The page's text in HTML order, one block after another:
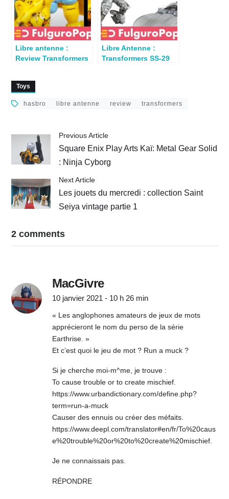
Libre antenne :
Review Transformers
Libre Antenne :
Transformers SS-29
Toys
hasbro libre antenne review transformers
Previous Article
Square Enix Play Arts Kaï: Metal Gear Solid
: Ninja Cyborg
Next Article
Les jouets du mercredi : collection Saint
Seiya vintage partie 1
2 comments
MacGivre
10 janvier 2021 - 10 h 26 min
« Les anglophones amateurs de jeux de mots
apprécieront le nom du perso de la série
Earthrise. »
Et c’est quoi le jeu de mot ? Run a muck ?
Si je cherche moi-m^me, je trouve :
To cause trouble or to create mischief.
https://www.urbandictionary.com/define.php?
term=run-a-muck
Causer des ennuis ou créer des méfaits.
https://www.deepl.com/translator#en/fr/To%20caus
e%20trouble%20or%20to%20create%20mischief.
Je ne connaissais pas.
RÉPONDRE